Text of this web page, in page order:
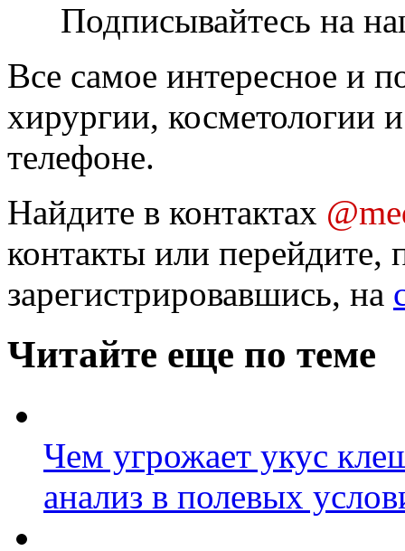
Подписывайтесь на
Все самое интересное и
хирургии, косметологии
телефоне.
Найдите в контактах
контакты или перейдите,
зарегистрировавшись, на
Читайте еще по теме
Чем угрожает укус
анализ в полевых